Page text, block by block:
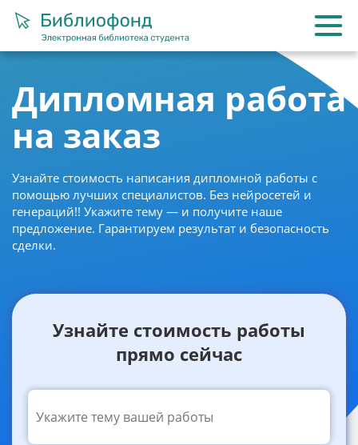
Дипломная работа
на заказ
Узнайте стоимость написания дипломной работы с
помощью лучших специалистов. Без нейросетей и
генераций!! Укажите тему — и получите наше
предложение. Гарантируем результат и безопасность
сделки.
Узнайте стоимость работы
прямо сейчас